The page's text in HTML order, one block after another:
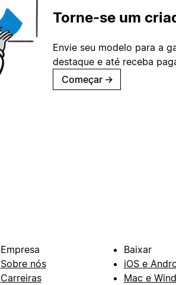
Torne-se um
Envie seu modelo para a
destaque e até receba
Começar →
Empresa
Sobre nós
Carreiras
Baixar
iOS e
Mac e